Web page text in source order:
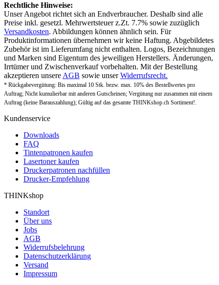
Rechtliche Hinweise:
Unser Angebot richtet sich an Endverbraucher. Deshalb sind alle
Preise inkl. gesetzl. Mehrwertsteuer z.Zt. 7.7% sowie zuzüglich
Versandkosten. Abbildungen können ähnlich sein. Für
Produktinformationen übernehmen wir keine Haftung. Abgebildetes
Zubehör ist im Lieferumfang nicht enthalten. Logos, Bezeichnungen
und Marken sind Eigentum des jeweiligen Herstellers. Änderungen,
Irrtümer und Zwischenverkauf vorbehalten. Mit der Bestellung
akzeptieren unsere AGB sowie unserWiderrufsrecht.
* Rückgabevergütung: Bis maximal 10 Stk. bezw. max. 10% des Bestellwertes pro
Auftrag; Nicht kumulierbar mit anderen Gutscheinen; Vergütung nur zusammen mit einem
Auftrag (keine Barauszahlung); Gültig auf das gesamte THINKshop.ch Sortiment!.
Kundenservice
Downloads
FAQ
Tintenpatronen kaufen
Lasertoner kaufen
Druckerpatronen nachfüllen
Drucker-Empfehlung
THINKshop
Standort
Über uns
Jobs
AGB
Widerrufsbelehrung
Datenschutzerklärung
Versand
Impressum